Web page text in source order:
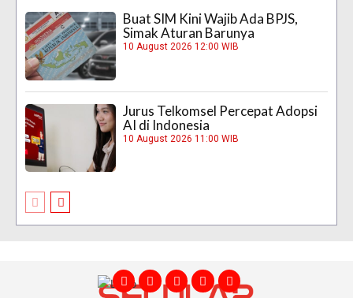
Buat SIM Kini Wajib Ada BPJS,
Simak Aturan Barunya
10 August 2026 12:00 WIB
Jurus Telkomsel Percepat Adopsi
AI di Indonesia
10 August 2026 11:00 WIB